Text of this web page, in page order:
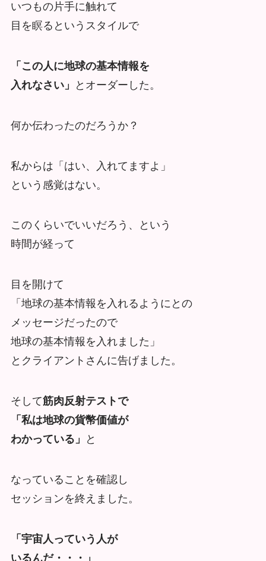
いつもの片手に触れて
目を瞑るというスタイルで
「この人に地球の基本情報を
入れなさい」
とオーダーした。
何か伝わったのだろうか？
私からは「はい、入れてますよ」
という感覚はない。
このくらいでいいだろう、という
時間が経って
目を開けて
「地球の基本情報を入れるようにとの
メッセージだったので
地球の基本情報を入れました」
とクライアントさんに告げました。
そして筋肉反射テストで
「私は地球の貨幣価値が
わかっている」
と
なっていることを確認し
セッションを終えました。
「宇宙人っていう人が
いるんだ・・・」